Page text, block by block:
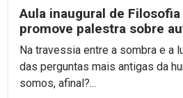
Aula inaugural de
promove palestra sobre
Na travessia entre a sombra e a
das perguntas mais antigas da
somos, afinal?...